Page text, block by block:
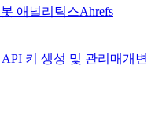
봇 애널리틱스Ahrefs
API 키 생성 및 관리 매개변